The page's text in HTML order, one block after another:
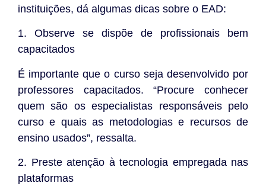
instituições, dá algumas dicas sobre o EAD:
1. Observe se dispõe de profissionais bem
capacitados
É importante que o curso seja desenvolvido por
professores capacitados. “Procure conhecer
quem são os especialistas responsáveis pelo
curso e quais as metodologias e recursos de
ensino usados”, ressalta.
2. Preste atenção à tecnologia empregada nas
plataformas